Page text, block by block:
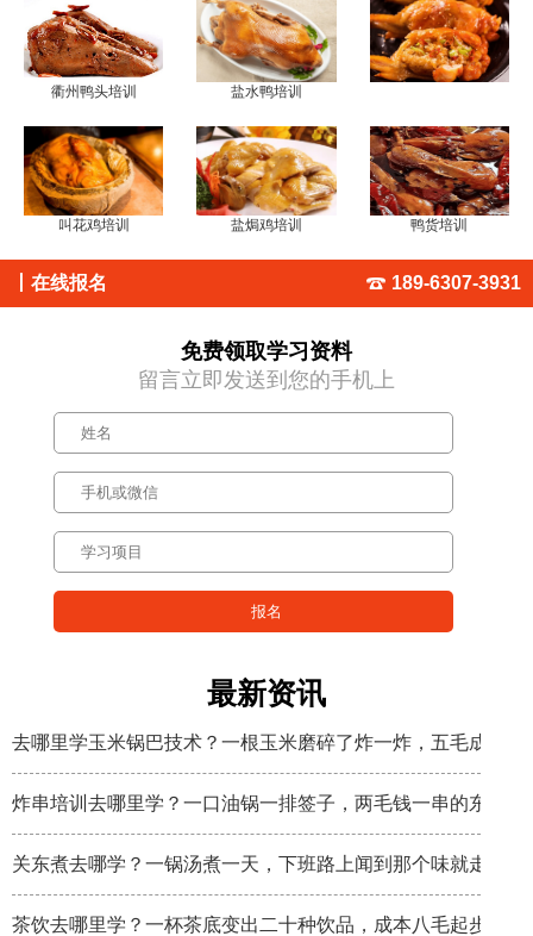
衢州鸭头培训 盐水鸭培训
叫花鸡培训 盐焗鸡培训 鸭货培训
在线报名 189-6307-3931
免费领取学习资料
留言立即发送到您的手机上
最新资讯
去哪里学玉米锅巴技术？一根玉米磨碎了炸一炸，五毛成本卖
炸串培训去哪里学？一口油锅一排签子，两毛钱一串的东西炸
关东煮去哪学？一锅汤煮一天，下班路上闻到那个味就走不动
茶饮去哪里学？一杯茶底变出二十种饮品，成本八毛起步